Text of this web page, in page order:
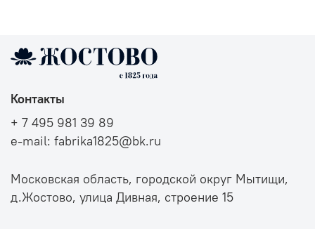
Контакты
+ 7 495 981 39 89
e-mail: fabrika1825@bk.ru
Московская область, городской округ Мытищи,
д.Жостово, улица Дивная, строение 15